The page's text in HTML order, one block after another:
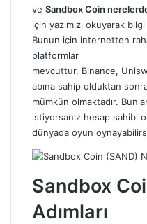
ve Sandbox Coin
için yazımızı okuyarak
Bunun için internetten
platformlar
mevcuttur. Binance,
abına sahip olduktan
mümkün olmaktadır.
istiyorsanız hesap sahibi
dünyada oyun
Sandbox
Adımları